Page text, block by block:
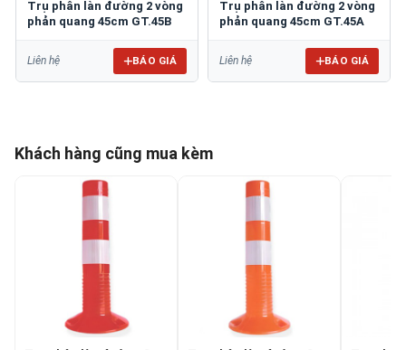
Trụ phân làn đường 2 vòng
phản quang 45cm GT.45B
Liên hệ BÁO GIÁ
Trụ phân làn đường 2 vòng
phản quang 45cm GT.45A
Liên hệ BÁO GIÁ
Khách hàng cũng mua kèm